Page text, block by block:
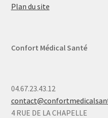
Plan du site
Confort Médical Santé
04.67.23.43.12
4 RUE DE LA CHAPELLE